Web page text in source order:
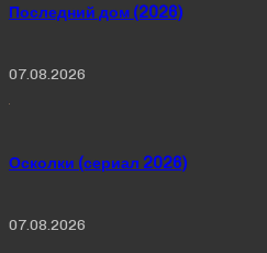
Последний дом (2026)
07.08.2026
Осколки (сериал 2026)
07.08.2026